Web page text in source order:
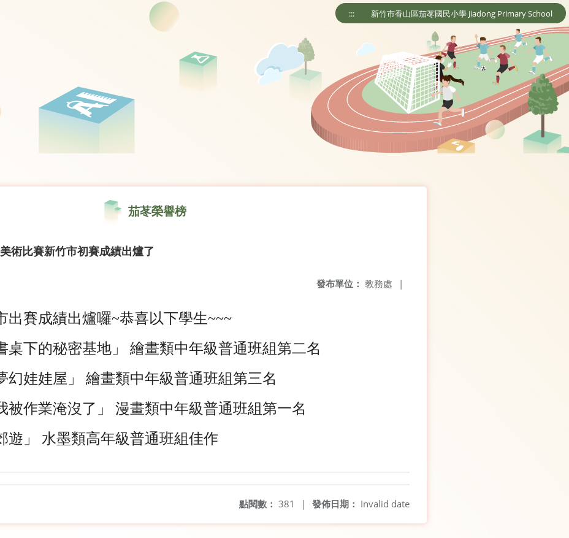
::: 新竹市香山區茄苳國民小學 Jiadong Primary School
茄苳榮譽榜
術比賽新竹市初賽成績出爐了
發布單位： 教務處 |
出賽成績出爐囉~恭喜以下學生~~~
桌下的秘密基地」 繪畫類中年級普通班組第二名
幻娃娃屋」 繪畫類中年級普通班組第三名
被作業淹沒了」 漫畫類中年級普通班組第一名
遊」 水墨類高年級普通班組佳作
發佈日期： Invalid date
點閱數： 381 |